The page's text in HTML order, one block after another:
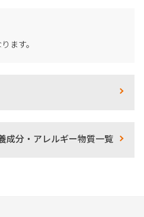
ます。
分・アレルギー物質一覧